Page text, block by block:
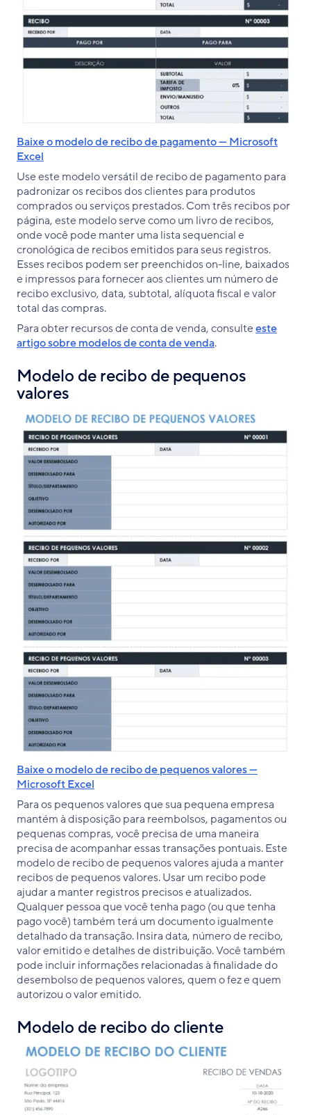
Baixe o modelo de recibo de pagamento — Microsoft
Excel
Use este modelo versátil de recibo de pagamento para
padronizar os recibos dos clientes para produtos
comprados ou serviços prestados. Com três recibos por
página, este modelo serve como um livro de recibos,
onde você pode manter uma lista sequencial e
cronológica de recibos emitidos para seus registros.
Esses recibos podem ser preenchidos on-line, baixados
e impressos para fornecer aos clientes um número de
recibo exclusivo, data, subtotal, alíquota fiscal e valor
total das compras.
Para obter recursos de conta de venda, consulteeste
artigo sobre modelos de conta de venda.
Modelo de recibo de pequenos
valores
Baixe o modelo de recibo de pequenos valores —
Microsoft Excel
Para os pequenos valores que sua pequena empresa
mantém à disposição para reembolsos, pagamentos ou
pequenas compras, você precisa de uma maneira
precisa de acompanhar essas transações pontuais. Este
modelo de recibo de pequenos valores ajuda a manter
recibos de pequenos valores. Usar um recibo pode
ajudar a manter registros precisos e atualizados.
Qualquer pessoa que você tenha pago (ou que tenha
pago você) também terá um documento igualmente
detalhado da transação. Insira data, número de recibo,
valor emitido e detalhes de distribuição. Você também
pode incluir informações relacionadas à finalidade do
desembolso de pequenos valores, quem o fez e quem
autorizou o valor emitido.
Modelo de recibo do cliente